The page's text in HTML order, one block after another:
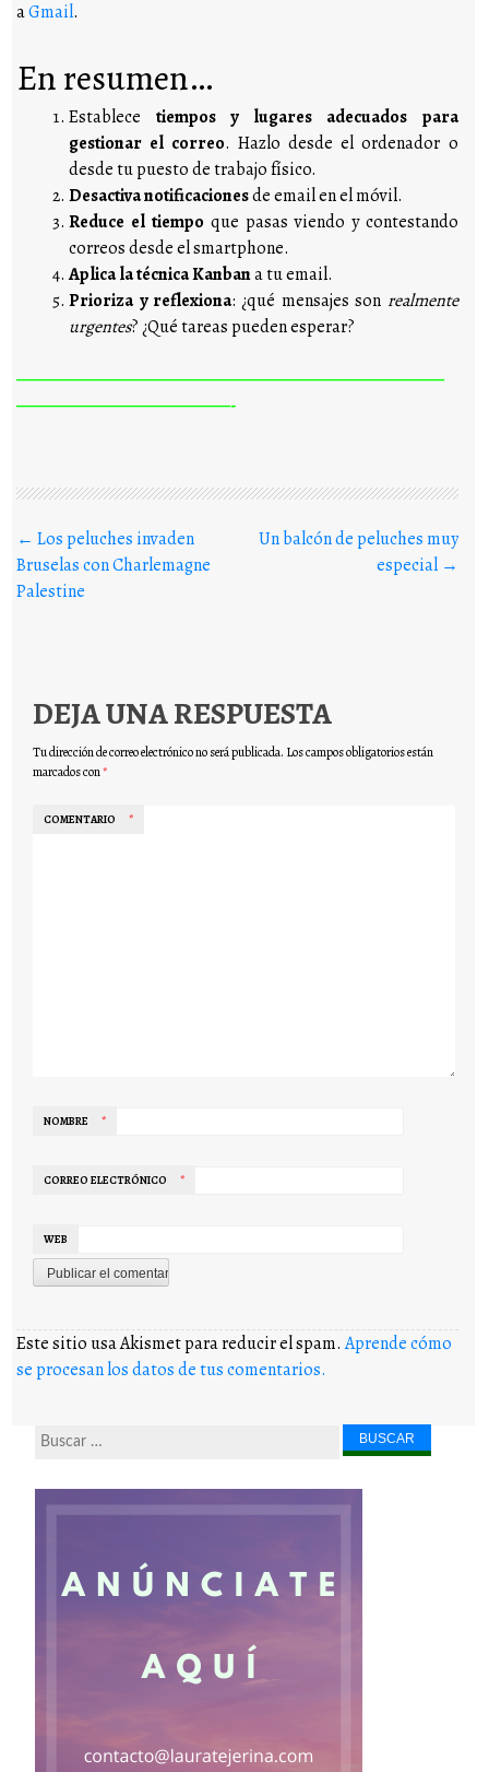
aGmail.
En resumen…
Establece tiempos y lugares adecuados para
gestionar el correo. Hazlo desde el ordenador o
desde tu puesto de trabajo físico.
Desactiva notificacionesde email en el móvil.
Reduce el tiempo que pasas viendo y contestando
correos desde el smartphone.
Aplica la técnica Kanbana tu email.
Prioriza y reflexiona: ¿qué mensajes son realmente
urgentes? ¿Qué tareas pueden esperar?
————————————————————————————
——————————————-
Buscar en los posts
← Los peluches invaden
Bruselas con Charlemagne
Palestine
Un balcón de peluches muy
especial →
DEJA UNA RESPUESTA
Tu dirección de correo electrónico no será publicada. Los campos obligatorios están
marcados con*
COMENTARIO *
NOMBRE *
CORREO ELECTRÓNICO *
WEB
Este sitio usa Akismet para reducir el spam.Aprende cómo
se procesan los datos de tus comentarios.
Buscar...